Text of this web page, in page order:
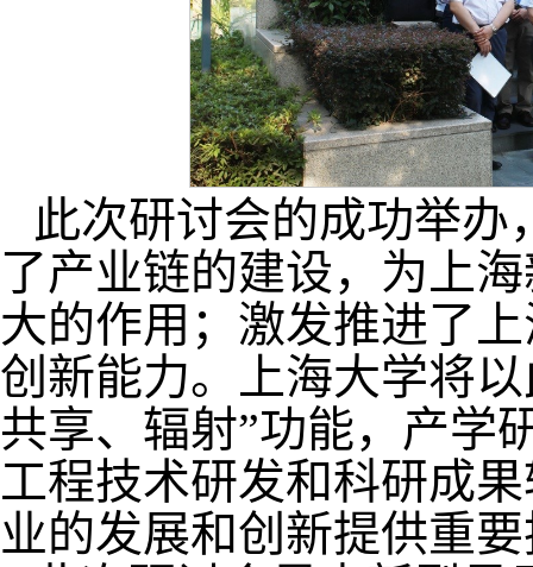
此次研讨会的成功举
了产业链的建设，为上
大的作用；激发推进了
创新能力。上海大学将
共享、辐射”功能，产学
工程技术研发和科研成
业的发展和创新提供重